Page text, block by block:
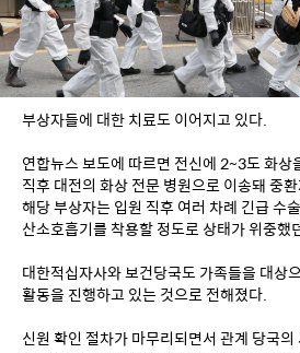
부상자들에 대한 치료도 이어지고 있다.
연합뉴스 보도에 따르면 전신에 2~3도 화
직후 대전의 화상 전문 병원으로 이송돼 중
해당 부상자는 입원 직후 여러 차례 긴급 수
산소호흡기를 착용할 정도로 상태가 위중했
대한적십자사와 보건당국도 가족들을 대상
활동을 진행하고 있는 것으로 전해졌다.
신원 확인 절차가 마무리되면서 관계 당국